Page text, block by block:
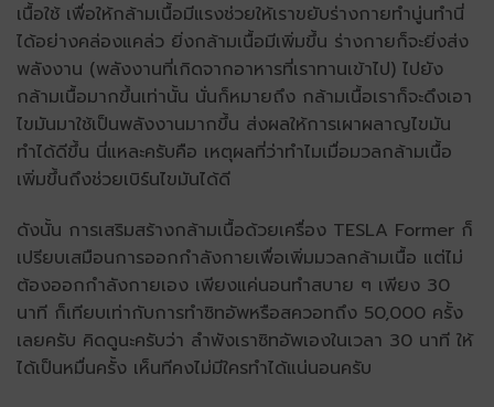
เนื้อใช้ เพื่อให้กล้ามเนื้อมีแรงช่วยให้เราขยับร่างกายทำนู่นทำนี่
ได้อย่างคล่องแคล่ว ยิ่งกล้ามเนื้อมีเพิ่มขึ้น ร่างกายก็จะยิ่งส่ง
พลังงาน (พลังงานที่เกิดจากอาหารที่เราทานเข้าไป) ไปยัง
กล้ามเนื้อมากขึ้นเท่านั้น นั่นก็หมายถึง กล้ามเนื้อเราก็จะดึงเอา
ไขมันมาใช้เป็นพลังงานมากขึ้น ส่งผลให้การเผาผลาญไขมัน
ทำได้ดีขึ้น นี่แหละครับคือ เหตุผลที่ว่าทำไมเมื่อมวลกล้ามเนื้อ
เพิ่มขึ้นถึงช่วยเบิร์นไขมันได้ดี
ดังนั้น การเสริมสร้างกล้ามเนื้อด้วยเครื่อง TESLA Former ก็
เปรียบเสมือนการออกกำลังกายเพื่อเพิ่มมวลกล้ามเนื้อ แต่ไม่
ต้องออกกำลังกายเอง เพียงแค่นอนทำสบาย ๆ เพียง 30
นาที ก็เทียบเท่ากับการทำซิทอัพหรือสควอทถึง 50,000 ครั้ง
เลยครับ คิดดูนะครับว่า ลำพังเราซิทอัพเองในเวลา 30 นาที ให้
ได้เป็นหมื่นครั้ง เห็นทีคงไม่มีใครทำได้แน่นอนครับ